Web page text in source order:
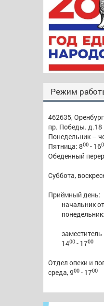
Режим
462635,
пр. Победы. д.18
Понедельник –
Пятница: 800 - 16
Обеденный
Суббота,
Приёмный день:
начальник
1400 - 1700
Отдел опеки и
среда, 900 - 1700